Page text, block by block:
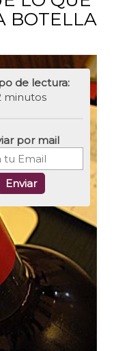
BOTELLA
de lectura:
minutos
por mail
Enviar